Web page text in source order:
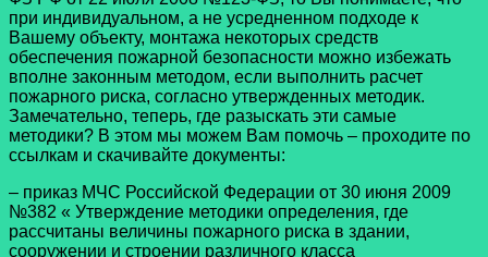
при индивидуальном, а не усредненном подходе к
Вашему объекту, монтажа некоторых средств
обеспечения пожарной безопасности можно избежать
вполне законным методом, если выполнить расчет
пожарного риска, согласно утвержденных методик.
Замечательно, теперь, где разыскать эти самые
методики? В этом мы можем Вам помочь – проходите по
ссылкам и скачивайте документы:
– приказ МЧС Российской Федерации от 30 июня 2009
№382 « Утверждение методики определения, где
рассчитаны величины пожарного риска в здании,
сооружении и строении различного класса